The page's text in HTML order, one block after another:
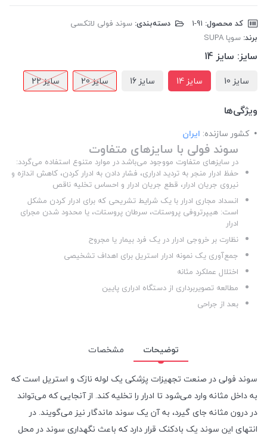
کد محصول: دسته‌بندی: سوند فولی لاتکسی
برند: سوپا SUPA
سایز: سایز 14
سایز 10 سایز 14 سایز 16 سایز 20 سایز 22
ویژگی‌ها
کشور سازنده: ایران
سوند فولی با سایزهای متفاوت
در سایزهای متفاوت مووجود می‌باشد در موارد متنوع استفاده می‌گردد:
حفظ ادرار منجر به تردید ادراری، فشار دادن به ادرار کردن، کاهش اندازه و
نیروی جریان ادرار، قطع جریان ادرار و احساس تخلیه ناقص
انسداد مجاری ادرار با یک شرایط تشریحی که برای ادرار کردن مشکل
است: هیپرتروفی پروستات، سرطان پروستات، یا محدود شدن مجرای
ادرار
نظارت بر خروجی ادرار در یک فرد بیمار یا مجروح
جمع‌آوری یک نمونه ادرار استریل برای اهداف تشخیصی
اختلال عملکرد مثانه
مطالعه تصویربرداری از دستگاه ادراری پایین
بعد از جراحی
توضیحات
مشخصات
سوند فولی در صنعت تجهیزات پزشکی یک لوله نازک و استریل است که
به داخل مثانه وارد می‌شود تا ادرار را تخلیه کند. از آنجایی که می‌تواند
در درون مثانه جای گیرد، به آن یک سوند ماندگار نیز می‌گویند. در
انتهای این سوند یک بادکنک قرار دارد که باعث نگهداری سوند در محل